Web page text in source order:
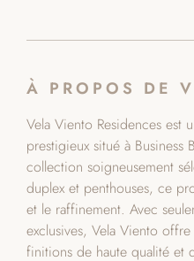
À PROPOS DE
Vela Viento Residences est
prestigieux situé à Business
collection soigneusement
duplex et penthouses, ce
et le raffinement. Avec
exclusives, Vela Viento
finitions de haute qualité et